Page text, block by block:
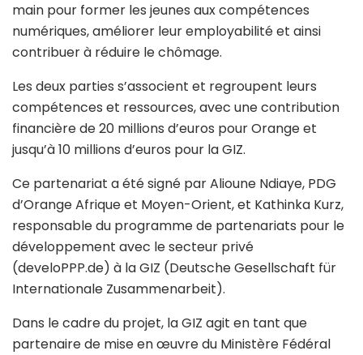
main pour former les jeunes aux compétences
numériques, améliorer leur employabilité et ainsi
contribuer à réduire le chômage.
Les deux parties s’associent et regroupent leurs
compétences et ressources, avec une contribution
financière de 20 millions d’euros pour Orange et
jusqu’à 10 millions d’euros pour la GIZ.
Ce partenariat a été signé par Alioune Ndiaye, PDG
d’Orange Afrique et Moyen-Orient, et Kathinka Kurz,
responsable du programme de partenariats pour le
développement avec le secteur privé
(develoPPP.de) à la GIZ (Deutsche Gesellschaft für
Internationale Zusammenarbeit).
Dans le cadre du projet, la GIZ agit en tant que
partenaire de mise en œuvre du Ministère Fédéral